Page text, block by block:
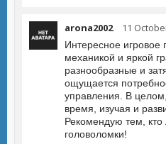
arona2002 11
Интересное игровое
механикой и яркой
разнообразные и
ощущается
управления. В
время, изучая и
Рекомендую тем, кто
головоломки!